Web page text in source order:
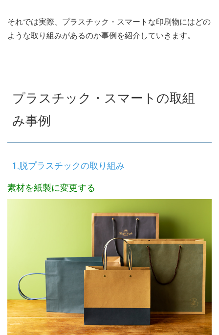
それでは実際、プラスチック・スマートな印刷物にはどの
ような取り組みがあるのか事例を紹介していきます。
プラスチック・スマートの取組
み事例
1.脱プラスチックの取り組み
素材を紙製に変更する